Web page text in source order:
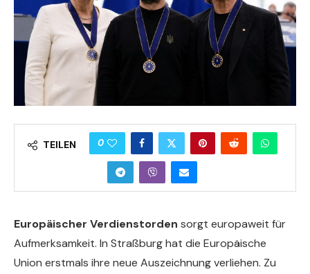
TEILEN 0
Europäischer Verdienstorden sorgt europaweit für
Aufmerksamkeit. In Straßburg hat die Europäische
Union erstmals ihre neue Auszeichnung verliehen. Zu